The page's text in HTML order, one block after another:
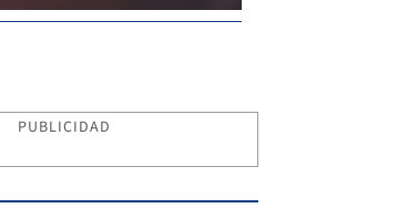
PUBLICIDAD